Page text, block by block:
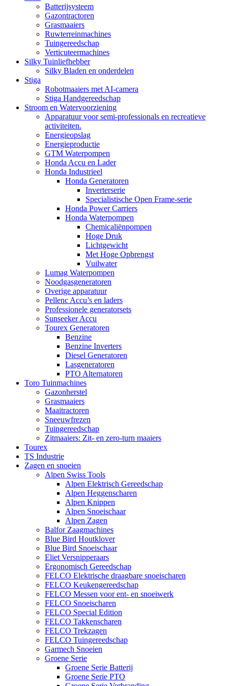
Batterijsysteem
Gazontractoren
Grasmaaiers
Ruwterreinmachines
Tuingereedschap
Verticuteermachines
Silky Tuinliefhebber
Silky Bladen en onderdelen
Stiga
Robotmaaiers met AI-camera
Stiga Handgereedschap
Stroom en Watervoorziening
Apparatuur voor semi-professionals en recreatieve
activiteiten.
Energieopslag
Energieproductie
GTM Waterpompen
Honda Accu en Lader
Honda Industrieel
Honda Generatoren
Inverterserie
Specialistische Open Frame-serie
Honda Power Carriers
Honda Waterpompen
Chemicaliënpompen
Hoge Druk
Lichtgewicht
Met Hoge Opbrengst
Vuilwater
Lumag Waterpompen
Noodgasgeneratoren
Overige apparatuur
Pellenc Accu’s en laders
Professionele generatorsets
Sunseeker Accu
Tourex Generatoren
Benzine
Benzine Inverters
Diesel Generatoren
Lasgeneratoren
PTO Alternatoren
Toro Tuinmachines
Gazonherstel
Grasmaaiers
Maaitractoren
Sneeuwfrezen
Tuingereedschap
Zitmaaiers: Zit- en zero-turn maaiers
Tourex
TS Industrie
Zagen en snoeien
Alpen Swiss Tools
Alpen Elektrisch Gereedschap
Alpen Heggenscharen
Alpen Knippen
Alpen Snoeischaar
Alpen Zagen
Balfor Zaagmachines
Blue Bird Houtklover
Blue Bird Snoeischaar
Eliet Versnipperaars
Ergonomisch Gereedschap
FELCO Elektrische draagbare snoeischaren
FELCO Keukengereedschap
FELCO Messen voor ent- en snoeiwerk
FELCO Snoeischaren
FELCO Special Edition
FELCO Takkenscharen
FELCO Trekzagen
FELCO Tuingereedschap
Garmech Snoeien
Groene Serie
Groene Serie Batterij
Groene Serie PTO